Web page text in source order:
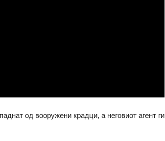
од вооружени крадци, а неговиот агент ги